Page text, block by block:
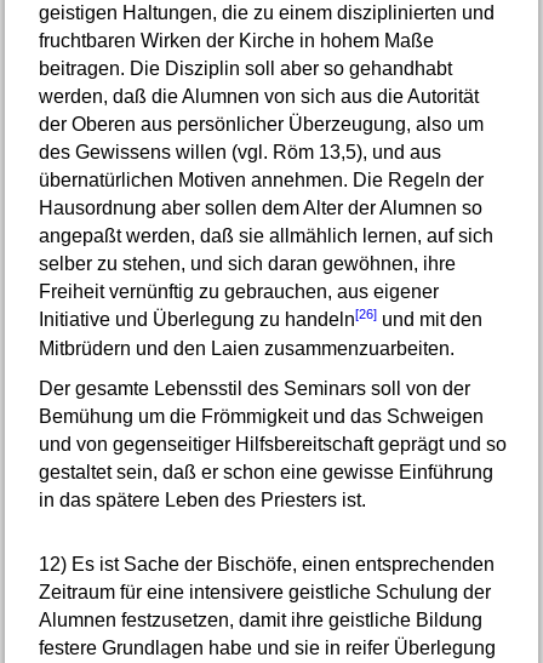
geistigen Haltungen, die zu einem disziplinierten und
fruchtbaren Wirken der Kirche in hohem Maße
beitragen. Die Disziplin soll aber so gehandhabt
werden, daß die Alumnen von sich aus die Autorität
der Oberen aus persönlicher Überzeugung, also um
des Gewissens willen (vgl. Röm 13,5), und aus
übernatürlichen Motiven annehmen. Die Regeln der
Hausordnung aber sollen dem Alter der Alumnen so
angepaßt werden, daß sie allmählich lernen, auf sich
selber zu stehen, und sich daran gewöhnen, ihre
Freiheit vernünftig zu gebrauchen, aus eigener
Initiative und Überlegung zu handeln[26]und mit den
Mitbrüdern und den Laien zusammenzuarbeiten.
Der gesamte Lebensstil des Seminars soll von der
Bemühung um die Frömmigkeit und das Schweigen
und von gegenseitiger Hilfsbereitschaft geprägt und so
gestaltet sein, daß er schon eine gewisse Einführung
in das spätere Leben des Priesters ist.
12)Es ist Sache der Bischöfe, einen entsprechenden
Zeitraum für eine intensivere geistliche Schulung der
Alumnen festzusetzen, damit ihre geistliche Bildung
festere Grundlagen habe und sie in reifer Überlegung